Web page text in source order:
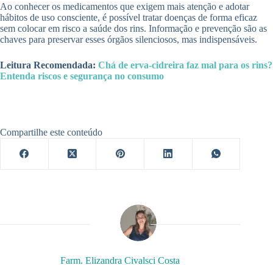
Ao conhecer os medicamentos que exigem mais atenção e adotar
hábitos de uso consciente, é possível tratar doenças de forma eficaz
sem colocar em risco a saúde dos rins. Informação e prevenção são as
chaves para preservar esses órgãos silenciosos, mas indispensáveis.
Leitura Recomendada: Chá de erva-cidreira faz mal para os rins?
Entenda riscos e segurança no consumo
Compartilhe este conteúdo
Farm. Elizandra Civalsci Costa